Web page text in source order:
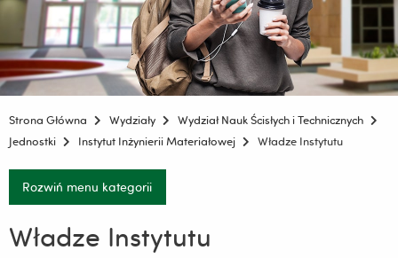
Strona Główna Wydziały
Wydział Nauk Ścisłych i Technicznych
Jednostki
Instytut Inżynierii Materiałowej Władze Instytutu
Rozwiń menu kategorii
Władze Instytutu